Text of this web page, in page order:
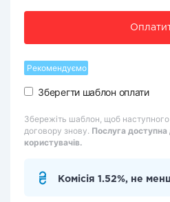
Рекомендуємо
Зберегти шаблон оплати
Збережіть шаблон, щоб
договору знову. Послуга
користувачів.
Комісія 1.52%, не